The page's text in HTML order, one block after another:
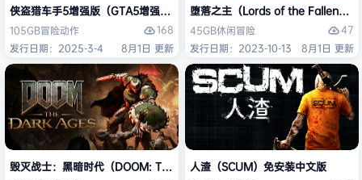
侠盗猎车手5增强版（GTA5增强版（Grand Theft Auto V Enhanced）免
105GB冒险动作
168
发行日期：2025-3-4
8月1日 更新
堕落之主（Lords of the Fallen）免
45GB休闲冒险
47
发行日期：2023-10-13
8月1日 更新
毁灭战士：黑暗时代（DOOM: The Dark Ages）免安装中文版
人渣（SCUM）免安装中文版